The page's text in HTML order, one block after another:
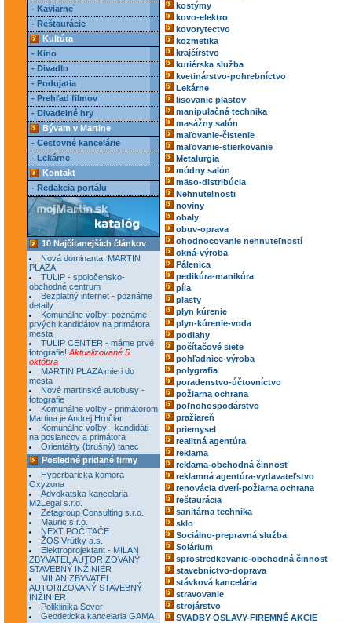
- Kaviarne
- Reštaurácie
Kultúra
- Kino
- Divadlo
- Podujatia
- Prehľad filmov
- Divadelné hry
Bývam v Martine
- Cestovné kancelárie
- Lekárne
Kontakt
- Redakcia portálu
10 Najčítanejších článkov
Nová dominanta: MARTIN
PLAZA
TULIP - spoločensko-
obchodné centrum
Bezplatný internet - poznáme
detaily
Komunálne voľby: poznáme
prvých kandidátov na primátora
mesta
TULIP CENTER - máme prvé
fotografie! Aktualizované 5.
októbra
MARTIN PLAZA mieri do
mesta
Nové martinské autobusy -
fotografie
Komunálne voľby - primátorom
Martina je Andrej Hrnčiar
Komunálne voľby - kandidáti
na poslancov a primátora
Orientálny (brušný) tanec
Posledné pridané firmy
Hyperbaricka komora
Oxyzona
Advokatska kancelaria
M2Legal s.r.o.
Zetagroup Consulting s.r.o.
Mauric s.r.o.
NEXT POČÍTAČE
ŽOS Vrútky a.s.
Elektroprojektant - MILAN
ZBYVATEL AUTORIZOVANÝ
STAVEBNÝ INŽINIER
MILAN ZBYVATEL
AUTORIZOVANÝ STAVEBNÝ
INŽINIER
Poliklinika Sever
Geodeticka kancelaria GAMA
kostýmy
kovo-elektro
kovorytectvo
kozmetika
krajčírstvo
kuriérska služba
kvetinárstvo-pohrebníctvo
Lekárne
lisovanie plastov
manipulačná technika
masážny salón
maľovanie-čistenie
maľovanie-stierkovanie
Metalurgia
módny salón
mäso-distribúcia
Nehnuteľnosti
noviny
obaly
obuv-oprava
ohodnocovanie nehnuteľností
okná-výroba
Pálenica
pedikúra-manikúra
píla
plasty
plyn kúrenie
plyn-kúrenie-voda
podlahy
počítačové siete
pohľadnice-výroba
polygrafia
poradenstvo-účtovníctvo
požiarna ochrana
poľnohospodárstvo
pražiareň
priemysel
realitná agentúra
reklama
reklama-obchodná činnosť
reklamná agentúra-vydavateľstvo
renovácia dverí-požiarna ochrana
reštaurácia
sanitárna technika
sklo
Sociálno-prepravná služba
Solárium
sprostredkovanie-obchodná činnosť
stavebníctvo-doprava
stávková kancelária
stravovanie
strojárstvo
SVADBY-OSLAVY-FIREMNÉ AKCIE